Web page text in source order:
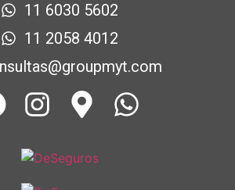
11 6030 5602
11 2058 4012